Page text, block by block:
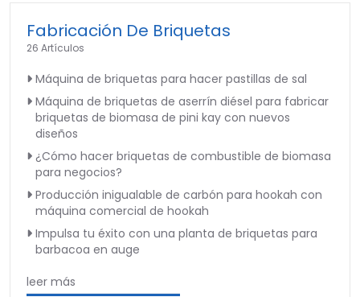
Fabricación De Briquetas
26 Artículos
Máquina de briquetas para hacer pastillas de sal
Máquina de briquetas de aserrín diésel para fabricar
briquetas de biomasa de pini kay con nuevos
diseños
¿Cómo hacer briquetas de combustible de biomasa
para negocios?
Producción inigualable de carbón para hookah con
máquina comercial de hookah
Impulsa tu éxito con una planta de briquetas para
barbacoa en auge
leer más